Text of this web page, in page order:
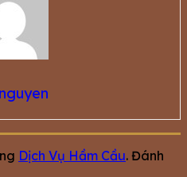
Dịch Vụ Hầm Cầu. Đánh